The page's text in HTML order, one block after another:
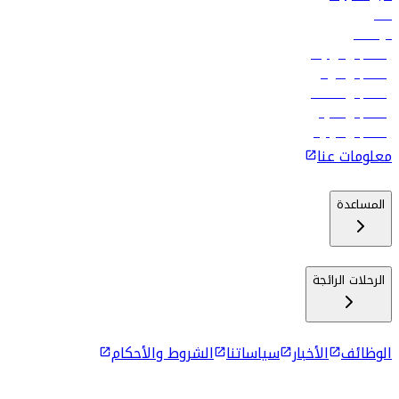
فنادق
الوظائف
رحلات إلى تبيليسي
رحلات إلى الرياض
رحلات إلى مسقط
رحلات إلى ماليه
رحلات إلى كولومبو
معلومات عنا
المساعدة
الرحلات الرائجة
الوظائف الأخبار سياساتنا الشروط والأحكام